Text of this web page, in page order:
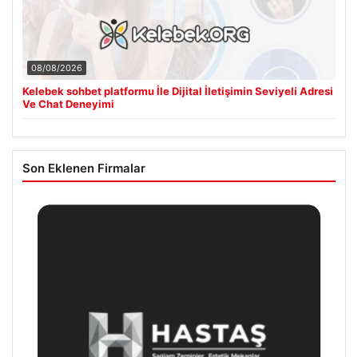
08/08/2026
Kelebek sohbet platformu İle Dijital İletişimin Seviyeli Adresi
Ve Chat Deneyimi
Son Eklenen Firmalar